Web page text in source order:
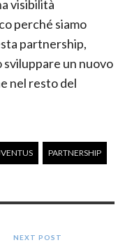
visibilità
perché siamo
partnership,
sviluppare un nuovo
nel resto del
PARTNERSHIP
NEXT POST